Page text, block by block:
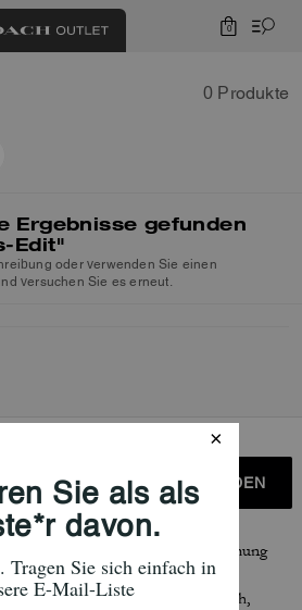
0
0 Produkte
Ergebnisse gefunden
Edit"
oder verwenden Sie einen
versuchen Sie es erneut.
ANMELDEN
erteilen Sie Ihre Zustimmung
E-Mails über die neuesten
und Neuigkeiten von Coach,